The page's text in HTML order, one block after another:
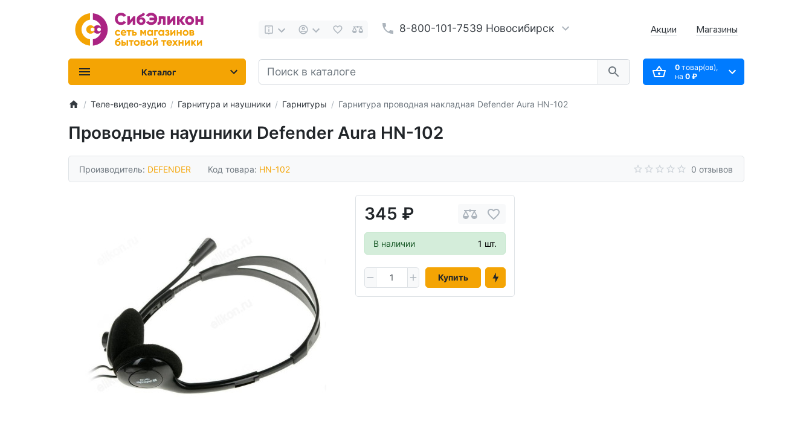
8-800-101-7539 Новосибирск Акции Магазины
0товар(ов),
на 0 ₽
Каталог
Теле-видео-аудио Гарнитура и наушники Гарнитуры Гарнитура проводная накладная Defender Aura HN-102
Проводные наушники Defender Aura HN-102
Производитель: DEFENDER Код товара: HN-102 0 отзывов
345 ₽
В наличии 1 шт.
Купить